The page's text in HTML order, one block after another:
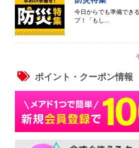
今日からでも準備でき
プ！「もし...
ポイント・クーポン情報